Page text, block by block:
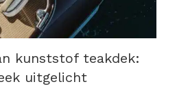
kunststof teakdek:
uitgelicht